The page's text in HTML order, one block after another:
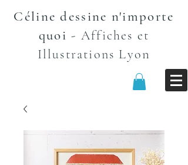
Céline dessine n'importe
quoi - Affiches et
Illustrations Lyon